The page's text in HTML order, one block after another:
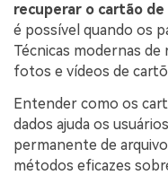
recuperar o cartão
é possível quando os
Técnicas modernas
fotos e vídeos de
Entender como os
dados ajuda os
permanente de
métodos eficazes